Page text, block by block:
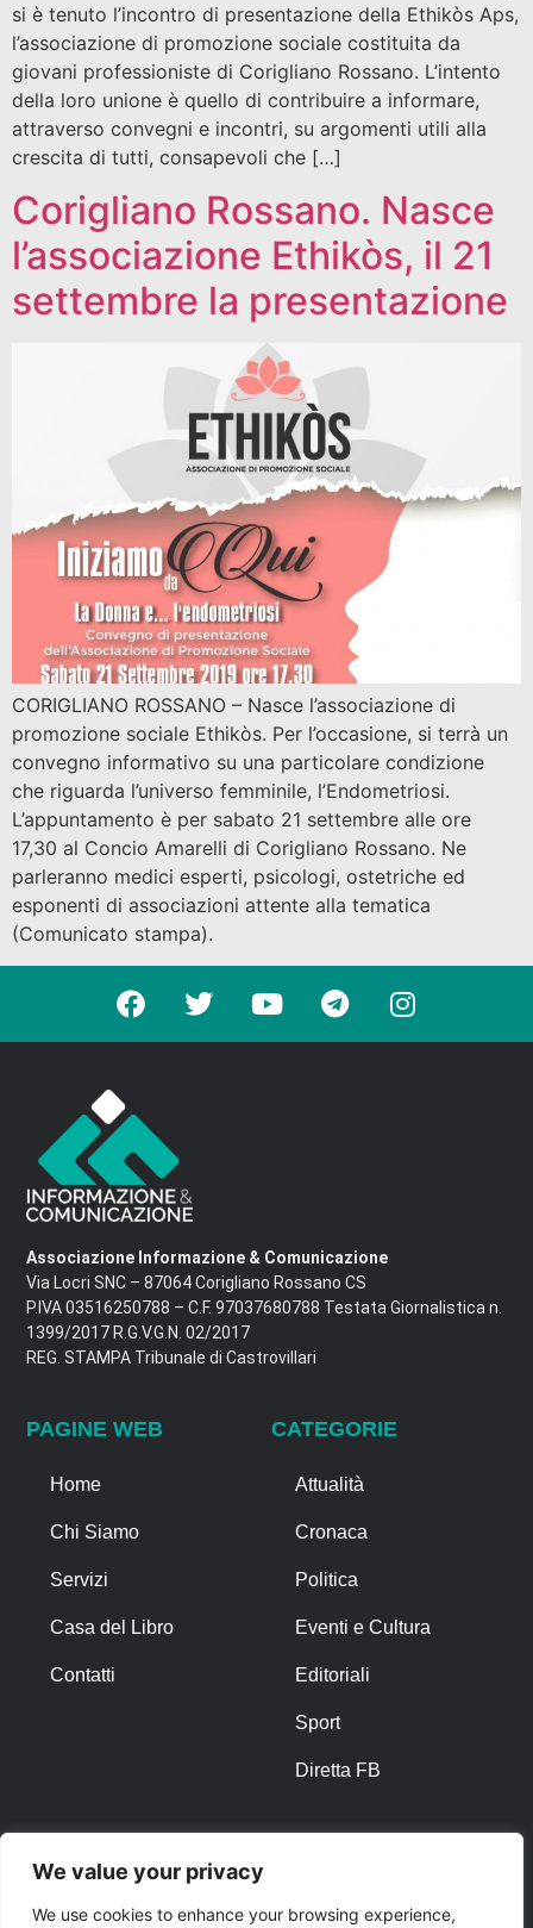
We value your privacy
We use cookies to enhance your browsing experience,
si è tenuto l’incontro di presentazione della Ethikòs Aps,
l’associazione di promozione sociale costituita da
giovani professioniste di Corigliano Rossano. L’intento
della loro unione è quello di contribuire a informare,
attraverso convegni e incontri, su argomenti utili alla
crescita di tutti, consapevoli che […]
Corigliano Rossano. Nasce
l’associazione Ethikòs, il 21
settembre la presentazione
CORIGLIANO ROSSANO – Nasce l’associazione di
promozione sociale Ethikòs. Per l’occasione, si terrà un
convegno informativo su una particolare condizione
che riguarda l’universo femminile, l’Endometriosi.
L’appuntamento è per sabato 21 settembre alle ore
17,30 al Concio Amarelli di Corigliano Rossano. Ne
parleranno medici esperti, psicologi, ostetriche ed
esponenti di associazioni attente alla tematica
(Comunicato stampa).
Associazione Informazione & Comunicazione
Via Locri SNC – 87064 Corigliano Rossano CS
P.IVA 03516250788 – C.F. 97037680788 Testata Giornalistica n.
1399/2017 R.G.V.G.N. 02/2017
REG. STAMPA Tribunale di Castrovillari
PAGINE WEB
Home
Chi Siamo
Servizi
Casa del Libro
Contatti
CATEGORIE
Attualità
Cronaca
Politica
Eventi e Cultura
Editoriali
Sport
Diretta FB